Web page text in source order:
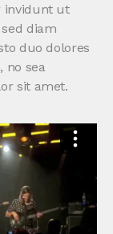
invidunt ut
diam
duo dolores
no sea
sit amet.